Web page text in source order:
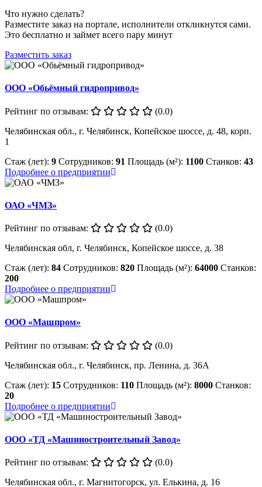
Что нужно сделать?
Разместите заказ на портале, исполнители откликнутся сами.
Это бесплатно и займет всего пару минут
Разместить заказ
ООО «Обьёмный гидропривод»
Рейтинг по отзывам:
(0.0)
Челябинская обл., г. Челябинск, Копейское шоссе, д. 48, корп.
1
Стаж (лет): 9 Сотрудников: 91 Площадь (м²): 1100 Станков: 43
Подробнее о предприятии
ОАО «ЧМЗ»
Рейтинг по отзывам:
(0.0)
Челябинская обл, г. Челябинск, Копейское шоссе, д. 38
Стаж (лет): 84 Сотрудников: 820 Площадь (м²): 64000 Станков:
200
Подробнее о предприятии
ООО «Машпром»
Рейтинг по отзывам:
(0.0)
Челябинская обл., г. Челябинск, пр. Ленина, д. 36А
Стаж (лет): 15 Сотрудников: 110 Площадь (м²): 8000 Станков:
20
Подробнее о предприятии
ООО «ТД «Машиностроительный Завод»
Рейтинг по отзывам:
(0.0)
Челябинская обл., г. Магнитогорск, ул. Елькина, д. 16